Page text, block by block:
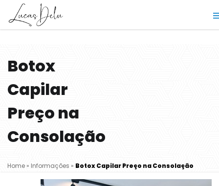
Botox
Capilar
Preço na
Consolação
Home » Informações » Botox Capilar Preço na Consolação